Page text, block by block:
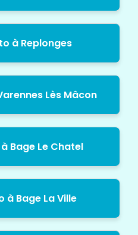
à Replonges
Lès Mâcon
Bage Le Chatel
à Bage La Ville